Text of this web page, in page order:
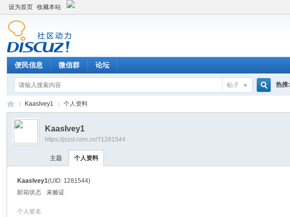
设为首页 收藏本站
便民信息 微信群 论坛
帖子 热搜:
›
KaasIvey1 个人资料
KaasIvey1
https://jszst.com.cn/?1281544
主题 个人资料
KaasIvey1(UID: 1281544)
邮箱状态
未验证
个人签名